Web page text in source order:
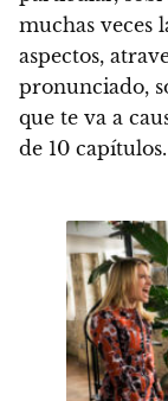
muchas veces
aspectos,
pronunciado,
que te va a
de 10 capítulos.